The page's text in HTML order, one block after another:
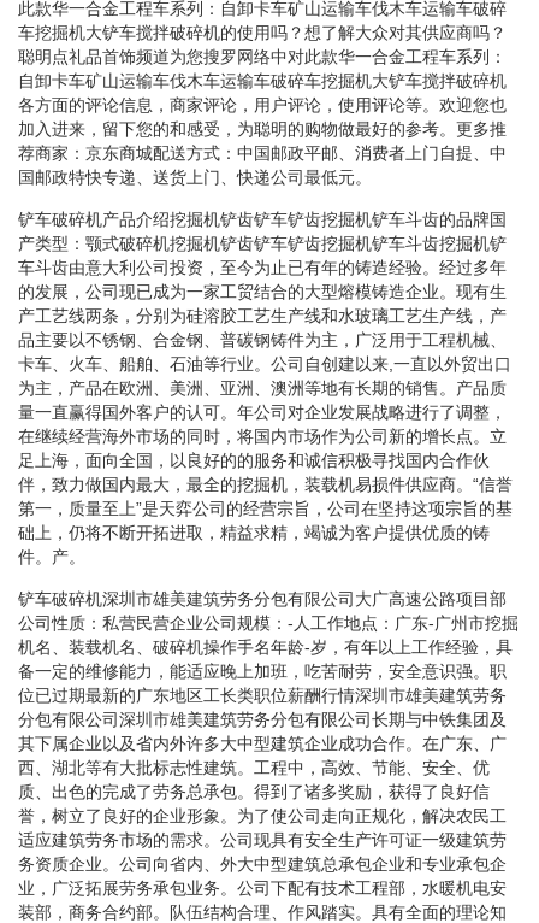
此款华一合金工程车系列：自卸卡车矿山运输车伐木车运输车破碎
车挖掘机大铲车搅拌破碎机的使用吗？想了解大众对其供应商吗？
聪明点礼品首饰频道为您搜罗网络中对此款华一合金工程车系列：
自卸卡车矿山运输车伐木车运输车破碎车挖掘机大铲车搅拌破碎机
各方面的评论信息，商家评论，用户评论，使用评论等。欢迎您也
加入进来，留下您的和感受，为聪明的购物做最好的参考。更多推
荐商家：京东商城配送方式：中国邮政平邮、消费者上门自提、中
国邮政特快专递、送货上门、快递公司最低元。
铲车破碎机产品介绍挖掘机铲齿铲车铲齿挖掘机铲车斗齿的品牌国
产类型：颚式破碎机挖掘机铲齿铲车铲齿挖掘机铲车斗齿挖掘机铲
车斗齿由意大利公司投资，至今为止已有年的铸造经验。经过多年
的发展，公司现已成为一家工贸结合的大型熔模铸造企业。现有生
产工艺线两条，分别为硅溶胶工艺生产线和水玻璃工艺生产线，产
品主要以不锈钢、合金钢、普碳钢铸件为主，广泛用于工程机械、
卡车、火车、船舶、石油等行业。公司自创建以来,一直以外贸出口
为主，产品在欧洲、美洲、亚洲、澳洲等地有长期的销售。产品质
量一直赢得国外客户的认可。年公司对企业发展战略进行了调整，
在继续经营海外市场的同时，将国内市场作为公司新的增长点。立
足上海，面向全国，以良好的的服务和诚信积极寻找国内合作伙
伴，致力做国内最大，最全的挖掘机，装载机易损件供应商。“信誉
第一，质量至上”是天弈公司的经营宗旨，公司在坚持这项宗旨的基
础上，仍将不断开拓进取，精益求精，竭诚为客户提供优质的铸
件。产。
铲车破碎机深圳市雄美建筑劳务分包有限公司大广高速公路项目部
公司性质：私营民营企业公司规模：-人工作地点：广东-广州市挖掘
机名、装载机名、破碎机操作手名年龄-岁，有年以上工作经验，具
备一定的维修能力，能适应晚上加班，吃苦耐劳，安全意识强。职
位已过期最新的广东地区工长类职位薪酬行情深圳市雄美建筑劳务
分包有限公司深圳市雄美建筑劳务分包有限公司长期与中铁集团及
其下属企业以及省内外许多大中型建筑企业成功合作。在广东、广
西、湖北等有大批标志性建筑。工程中，高效、节能、安全、优
质、出色的完成了劳务总承包。得到了诸多奖励，获得了良好信
誉，树立了良好的企业形象。为了使公司走向正规化，解决农民工
适应建筑劳务市场的需求。公司现具有安全生产许可证一级建筑劳
务资质企业。公司向省内、外大中型建筑总承包企业和专业承包企
业，广泛拓展劳务承包业务。公司下配有技术工程部，水暖机电安
装部，商务合约部。队伍结构合理、作风踏实。具有全面的理论知